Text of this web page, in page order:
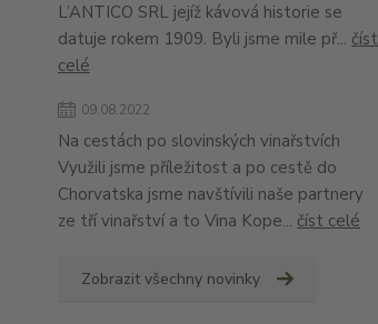
L’ANTICO SRL jejíž kávová historie se
datuje rokem 1909. Byli jsme mile př... číst
celé
09.08.2022
Na cestách po slovinských vinařstvích
Využili jsme příležitost a po cestě do
Chorvatska jsme navštívili naše partnery
ze tří vinařství a to Vina Kope... číst celé
Zobrazit všechny novinky